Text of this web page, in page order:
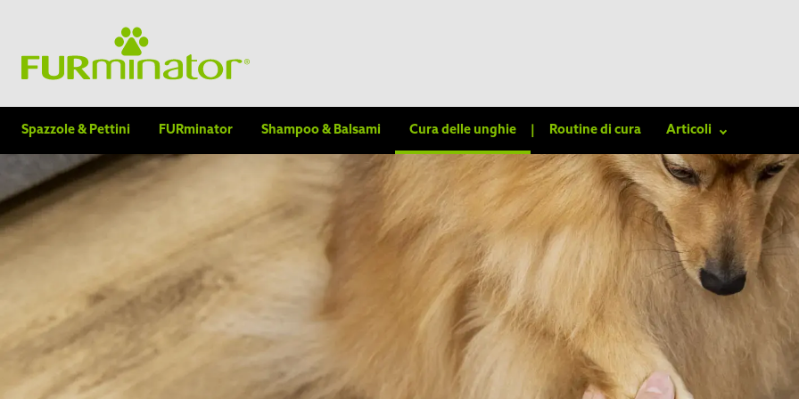
Spazzole & Pettini FURminator Shampoo & Balsami Cura delle unghie Routine di cura Articoli